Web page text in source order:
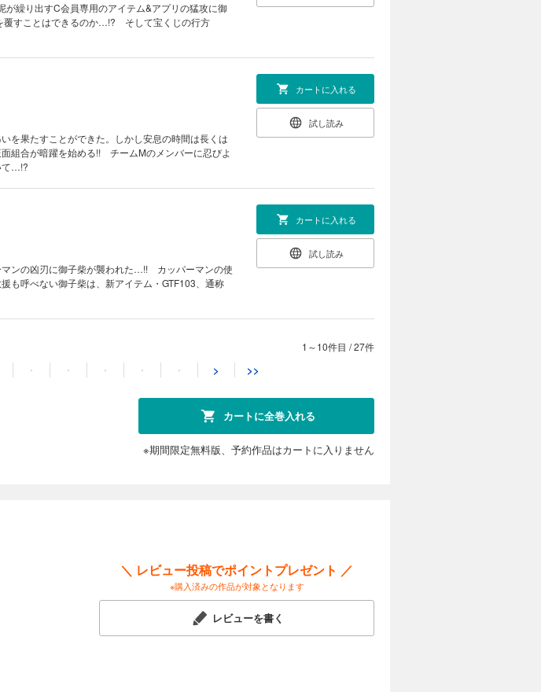
繰り出すC会員専用のアイテム&アプリの猛攻に御
覆すことはできるのか…!? そして宝くじの行方
を果たすことができた。しかし安息の時間は長くは
組合が暗躍を始める!! チームMのメンバーに忍びよ
て…!?
カートに入れる
試し読み
ンの凶刃に御子柴が襲われた…!! カッパーマンの使
も呼べない御子柴は、新アイテム・GTF103、通称
カートに入れる
試し読み
“ナルシス本郷”こそが、仮面組合の幹部、拘束マス
カートに入れる
が集うジムへと入会してきて!? さらに拘束マスク
たのはミイラマスク。その狙いは巻上だった…。驚
を負っている巻上は…!?
1～10件目 /27件
・ ・ ・ ・ ・ > >>
カートに全巻入れる
※期間限定無料版、予約作品はカートに入りません
＼ レビュー投稿でポイントプレゼント ／
※購入済みの作品が対象となります
レビューを書く